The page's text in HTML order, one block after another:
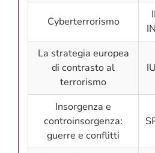
Cyberterrorismo
La strategia europea
di contrasto al
terrorismo
Insorgenza e
controinsorgenza:
guerre e conflitti